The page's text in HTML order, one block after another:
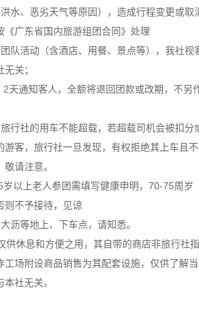
水、恶劣天气等原因），造成行程变更或
广东省国内旅游组团合同》处理
队活动（含酒店、用餐、景点等），我社
关；
通知客人，全额将退回团款或改期，不另
行社的用车不能超载，若超载司机会被扣分
客，旅行社一旦发现，有权拒绝其上车且
请注意。
以上老人参团需填写健康申明，70-75周岁
则不予接待，见谅
沥等地上、下车点，请知悉。
休息和方便之用，其自带的商店非旅行社
场附设商品销售为其配套设施，仅供了解
社无关。